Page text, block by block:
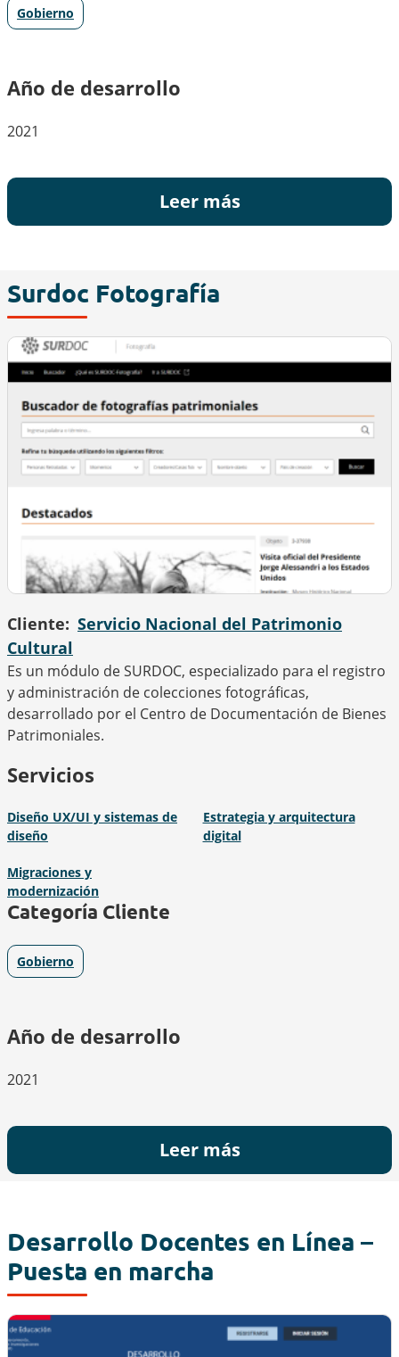
Gobierno
Año de desarrollo
2021
Leer más
Surdoc Fotografía
Cliente
Servicio Nacional del Patrimonio
Cultural
Es un módulo de SURDOC, especializado para el registro
y administración de colecciones fotográficas,
desarrollado por el Centro de Documentación de Bienes
Patrimoniales.
Servicios
Diseño UX/UI y sistemas de
diseño
Estrategia y arquitectura
digital
Migraciones y
modernización
Categoría Cliente
Gobierno
Año de desarrollo
2021
Leer más
Desarrollo Docentes en Línea –
Puesta en marcha